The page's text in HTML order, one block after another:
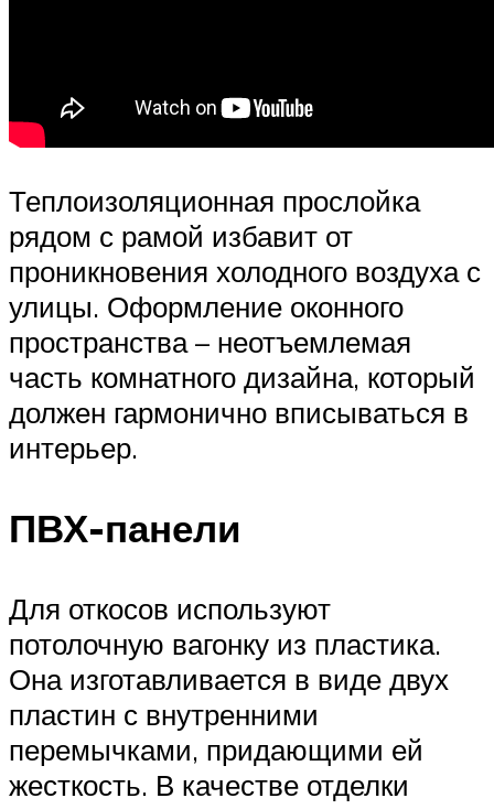
Теплоизоляционная прослойка
рядом с рамой избавит от
проникновения холодного воздуха с
улицы. Оформление оконного
пространства – неотъемлемая
часть комнатного дизайна, который
должен гармонично вписываться в
интерьер.
ПВХ-панели
Для откосов используют
потолочную вагонку из пластика.
Она изготавливается в виде двух
пластин с внутренними
перемычками, придающими ей
жесткость. В качестве отделки